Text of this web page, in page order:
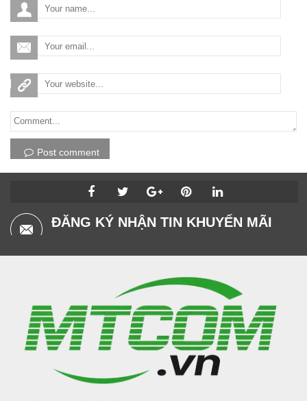
Post comment
ĐĂNG KÝ NHẬN TIN KHUYẾN MÃI